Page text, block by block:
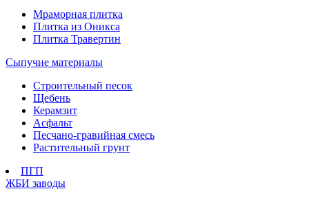
Мраморная плитка
Плитка из Оникса
Плитка Травертин
Сыпучие материалы
Строительный песок
Щебень
Керамзит
Асфальт
Песчано-гравийная смесь
Растительный грунт
ПГП
ЖБИ заводы